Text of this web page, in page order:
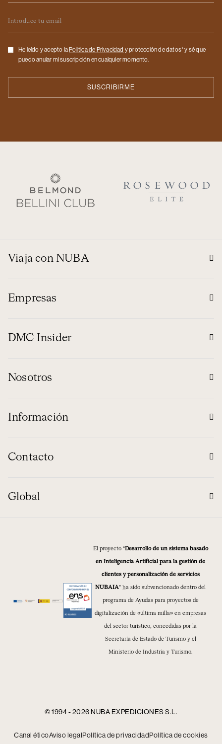
Checkbox
He leído y acepto la Politica de Privacidad y protección de datos* y sé que
puedo anular mi suscripción en cualquier momento.
Viaja con NUBA
Empresas
DMC Insider
Nosotros
Información
Contacto
Global
El proyecto “Desarrollo de un sistema basado
en Inteligencia Artificial para la gestión de
clientes y personalización de servicios
NUBAIA” ha sido subvencionado dentro del
programa de Ayudas para proyectos de
digitalización de «última milla» en empresas
del sector turístico, concedidas por la
Secretaría de Estado de Turismo y el
Ministerio de Industria y Turismo.
© 1994 - 2026 NUBA EXPEDICIONES S.L.
Canal éticoAviso legal Política de privacidad Política de cookies